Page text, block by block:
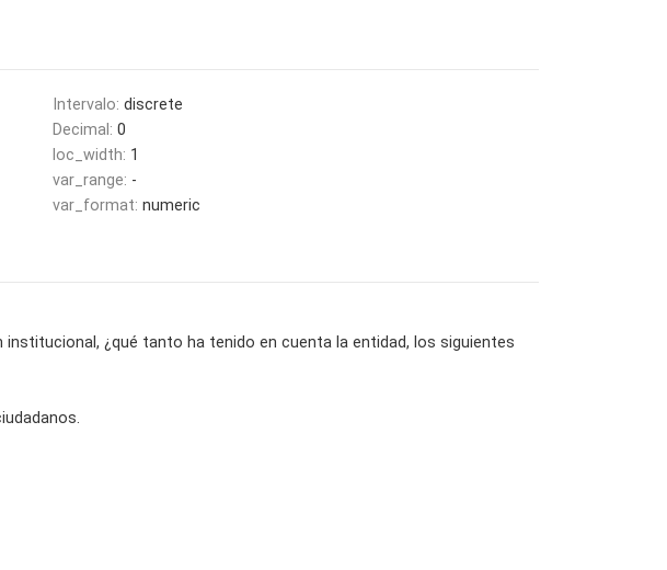
Intervalo: discrete
Decimal: 0
loc_width: 1
var_range: -
var_format: numeric
¿qué tanto ha tenido en cuenta la entidad, los siguientes